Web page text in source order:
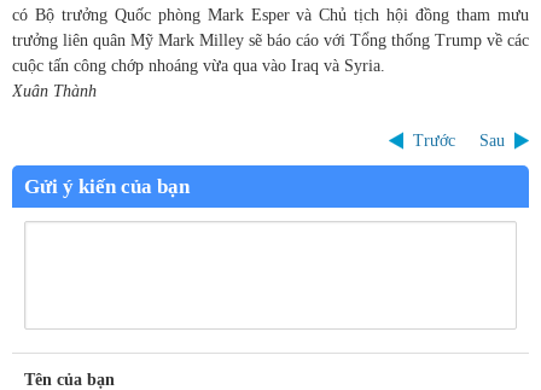
có Bộ trưởng Quốc phòng Mark Esper và Chủ tịch hội đồng tham mưu
trưởng liên quân Mỹ Mark Milley sẽ báo cáo với Tổng thống Trump về các
cuộc tấn công chớp nhoáng vừa qua vào Iraq và Syria.
Xuân Thành
Trước Sau
Gửi ý kiến của bạn
Tên của bạn